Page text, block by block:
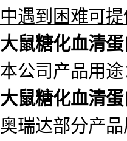
中遇到困难可
大鼠糖化血清
本公司产品用
大鼠糖化血清
奥瑞达部分产品